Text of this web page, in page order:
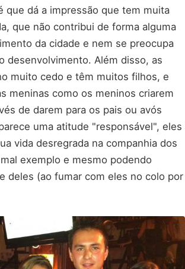
que dá a impressão que tem muita
que não contribui de forma alguma
da cidade e nem se preocupa
desenvolvimento. Além disso, as
muito cedo e têm muitos filhos, e
meninas como os meninos criarem
de darem para os pais ou avós
uma atitude "responsável", eles
vida desregrada na companhia dos
exemplo e mesmo podendo
deles (ao fumar com eles no colo por